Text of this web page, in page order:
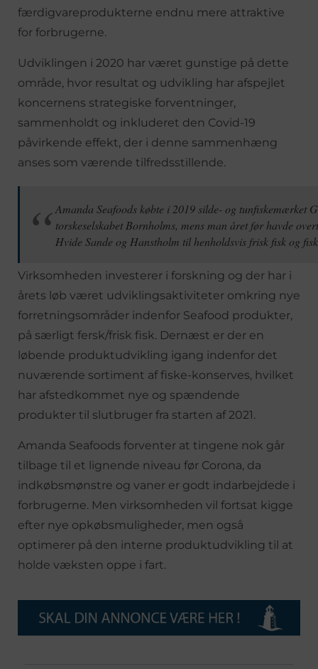
færdigvareprodukterne endnu mere attraktive
for forbrugerne.
Udviklingen i 2020 har været gunstige på dette
område, hvor resultat og udvikling har afspejlet
koncernens strategiske forventninger,
sammenholdt og inkluderet den Covid-19
påvirkende effekt, der i denne sammenhæng
anses som værende tilfredsstillende.
Amanda Seafoods købte i 2019 silde- og tunfiskemærket
torskeselskabet Bornholms, mens man året før havde
Hvide Sande og Hanstholm til henholdsvis frisk fisk og
Virksomheden investerer i forskning og der har i
årets løb været udviklingsaktiviteter omkring nye
forretningsområder indenfor Seafood produkter,
på særligt fersk/frisk fisk. Dernæst er der en
løbende produktudvikling igang indenfor det
nuværende sortiment af fiske-konserves, hvilket
har afstedkommet nye og spændende
produkter til slutbruger fra starten af 2021.
Amanda Seafoods forventer at tingene nok går
tilbage til et lignende niveau før Corona, da
indkøbsmønstre og vaner er godt indarbejdede i
forbrugerne. Men virksomheden vil fortsat kigge
efter nye opkøbsmuligheder, men også
optimerer på den interne produktudvikling til at
holde væksten oppe i fart.